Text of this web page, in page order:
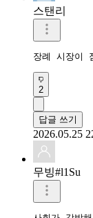
스탠리
장례 시장이
2
답글 쓰기
2026.05.25
무빙#l1Su